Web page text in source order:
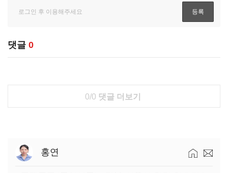
댓글 0
0/0 댓글 더보기
홍연